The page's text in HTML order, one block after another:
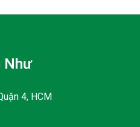
Như
4, HCM